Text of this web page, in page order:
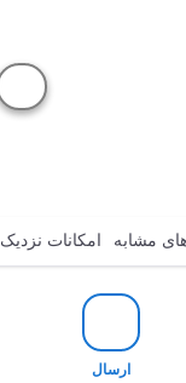
مشابه امکانات نزدیک
ارسال